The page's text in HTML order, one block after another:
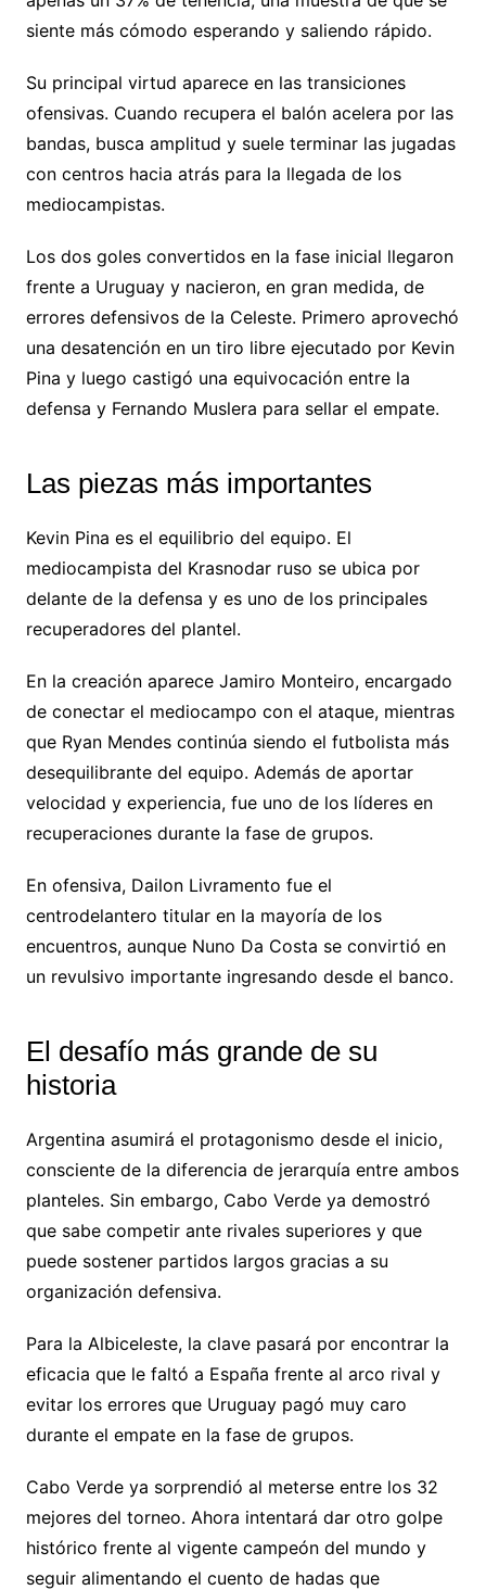
siente más cómodo esperando y saliendo rápido.
Su principal virtud aparece en las transiciones
ofensivas. Cuando recupera el balón acelera por las
bandas, busca amplitud y suele terminar las jugadas
con centros hacia atrás para la llegada de los
mediocampistas.
Los dos goles convertidos en la fase inicial llegaron
frente a Uruguay y nacieron, en gran medida, de
errores defensivos de la Celeste. Primero aprovechó
una desatención en un tiro libre ejecutado por Kevin
Pina y luego castigó una equivocación entre la
defensa y Fernando Muslera para sellar el empate.
Las piezas más importantes
Kevin Pina es el equilibrio del equipo. El
mediocampista del Krasnodar ruso se ubica por
delante de la defensa y es uno de los principales
recuperadores del plantel.
En la creación aparece Jamiro Monteiro, encargado
de conectar el mediocampo con el ataque, mientras
que Ryan Mendes continúa siendo el futbolista más
desequilibrante del equipo. Además de aportar
velocidad y experiencia, fue uno de los líderes en
recuperaciones durante la fase de grupos.
En ofensiva, Dailon Livramento fue el
centrodelantero titular en la mayoría de los
encuentros, aunque Nuno Da Costa se convirtió en
un revulsivo importante ingresando desde el banco.
El desafío más grande de su
historia
Argentina asumirá el protagonismo desde el inicio,
consciente de la diferencia de jerarquía entre ambos
planteles. Sin embargo, Cabo Verde ya demostró
que sabe competir ante rivales superiores y que
puede sostener partidos largos gracias a su
organización defensiva.
Para la Albiceleste, la clave pasará por encontrar la
eficacia que le faltó a España frente al arco rival y
evitar los errores que Uruguay pagó muy caro
durante el empate en la fase de grupos.
Cabo Verde ya sorprendió al meterse entre los 32
mejores del torneo. Ahora intentará dar otro golpe
histórico frente al vigente campeón del mundo y
seguir alimentando el cuento de hadas que